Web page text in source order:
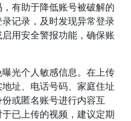
有助于降低账号被破解的
记录，及时发现异常登录
用安全警报功能，确保账
光个人敏感信息。在上传
址、电话号码、家庭住址
或匿名账号进行内容互
已上传的视频，建议定期